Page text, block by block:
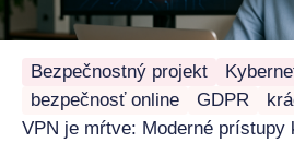
Bezpečnostný projekt
bezpečnosť online
GDPR
VPN je mŕtve: Moderné prístupy